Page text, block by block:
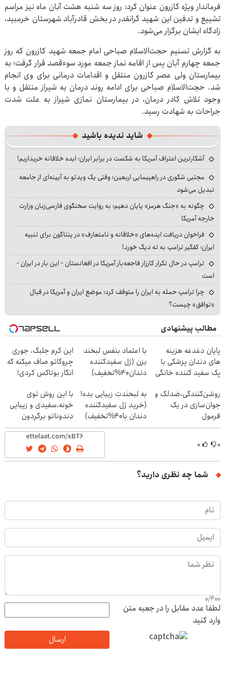
فرماندار ویژه کازرون عنوان کرد: روز سه شنبه هشت آبان ماه نیز مراسم
تشییع و تدفین این شهید گرانقدر در بخش قادرآباد شهرستان خرمبید،
زادگاه ایشان برگزار می‌شود.
به گزارش تسنیم حجت‌الاسلام صباحی امام جمعه شهید کازرون که روز
جمعه چهارم آبان پس از اقامه نماز جمعه مورد سوءقصد قرار گرفت؛ به
بیمارستان ولی عصر کازرون منتقل و اقدامات درمانی برای وی انجام
شد. حجت‌الاسلام صباحی برای ادامه روند درمان به شیراز منتقل و با
وجود تلاش کادر درمان، در بیمارستان نمازی شیراز به علت شدت
جراحات به شهادت رسید.
شاید ندیده باشید
آشکارترین اعتراف آمریکا به شکست در برابر ایران؛ ایده خلاقانه خریداریم!
مجتبی شکوری در راهپیمایی اربعین؛ وقتی یک ویدئو به آیینه‌ای از جامعه
تبدیل می‌شود
چگونه به «جنگ هرمز» پایان دهیم؛ به روایت سخنگوی فارسی‌زبان وزارت
خارجه آمریکا
فراخوان دریافت ایده‌های «خلاقانه و نامتعارف» در پنتاگون برای تنبیه
ایران؛ کفگیر ترامپ به ته دیگ خورد!
ترامپ در حال تکرار کارزار فاجعه‌بار آمریکا در افغانستان - این بار در ایران -
است
چرا ترامپ حمله به ایران را متوقف کرد؛ موضع ایران و آمریکا در قبال
«توافق» چیست؟
مطالب پیشنهادی
پایان دغدغه هزینه
های دندان پزشکی با
پک سفید کننده خانگی
با اعتماد بنفس لبخند
بزن (ژل سفیدکننده
دندان40%تخفیف)
این کرم جلبک، جوری
چروکاتو صاف میکنه که
انگار بوتاکس کردی!
روشن‌کنندگی،ضد‌لک و
جوان‌سازی در یک
فرمول
حرفه‌ای50%تخفیف
به لبخندت زیبایی بده!
(خرید ژل سفیدکننده
دندان با40%تخفیف)
با این روش توی
خونه،سفیدی و زیبایی
دندوناتو برگردون
(40%off)
۰ ۰
شما چه نظری دارید؟
0/400
لطفا عدد مقابل را در جعبه متن
وارد کنید
ارسال